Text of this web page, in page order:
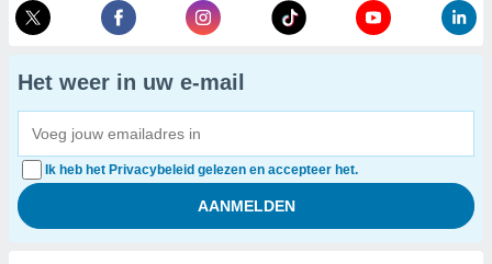
Het weer in uw e-mail
Ik heb het Privacybeleid gelezen en accepteer het.